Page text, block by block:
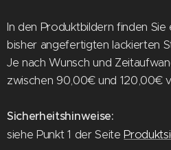
In den Produktbildern finden Sie
bisher angefertigten lackierten
Je nach Wunsch und
zwischen 90,00€ und 120,00€
Sicherheitshinweise:
siehe Punkt 1 der Seite